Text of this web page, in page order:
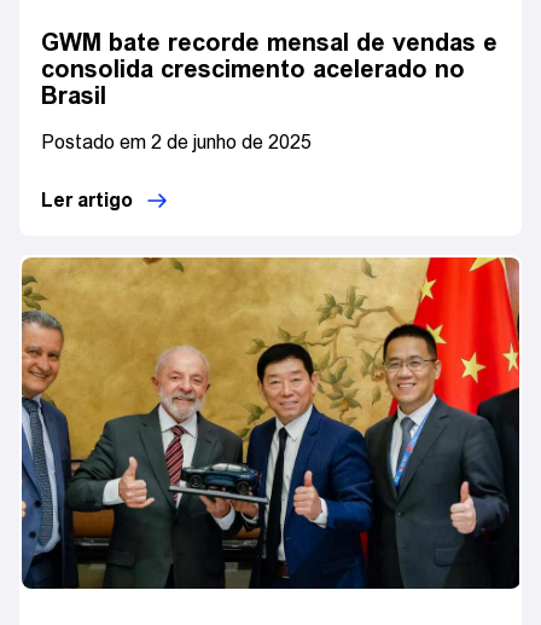
GWM bate recorde mensal de vendas e
consolida crescimento acelerado no
Brasil
Postado em 2 de junho de 2025
Ler artigo